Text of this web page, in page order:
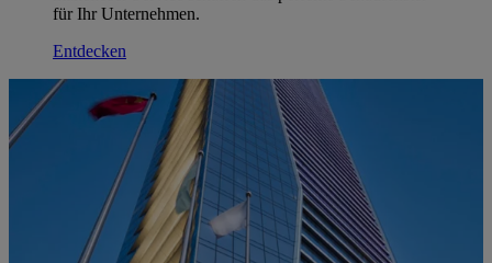
für Ihr Unternehmen.
Entdecken